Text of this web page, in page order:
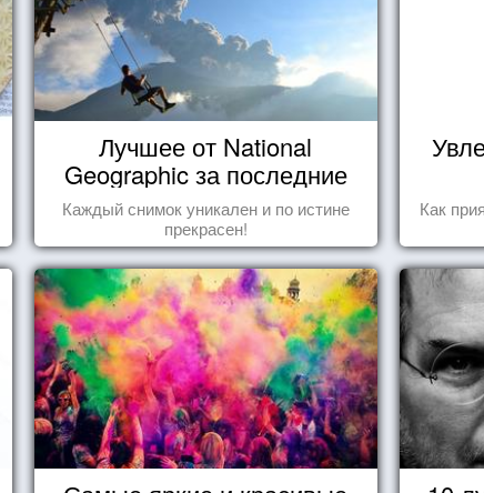
Лучшее от National
Geographic за последние
пару лет
Каждый снимок уникален и по истине
прекрасен!
Как